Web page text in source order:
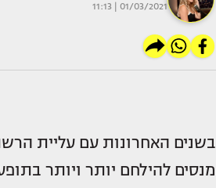
01/03/2021 | 11:13
בשנים האחרונות עם עליית
מנסים להילחם יותר ויותר